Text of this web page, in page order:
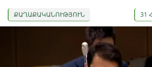
ՔԱՂԱՔԱԿԱՆՈՒԹՅՈՒՆ 31